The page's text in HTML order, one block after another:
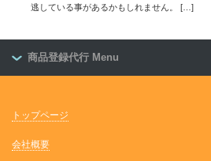
逃している事があるかもしれません。
[…]
商品登録代行 Menu
トップページ
会社概要